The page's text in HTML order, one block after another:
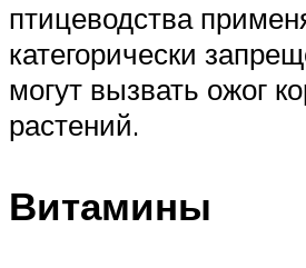
птицеводства
категорически
могут вызвать ожог
растений.
Витамины